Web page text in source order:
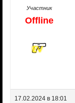
Участник
Offline
17.02.2024 в 18:01